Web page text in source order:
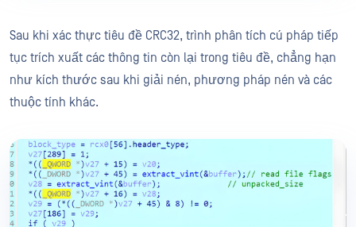
Sau khi xác thực tiêu đề CRC32, trình phân tích cú pháp tiếp
tục trích xuất các thông tin còn lại trong tiêu đề, chẳng hạn
như kích thước sau khi giải nén, phương pháp nén và các
thuộc tính khác.